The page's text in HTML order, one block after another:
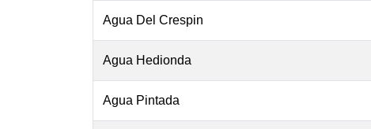
Agua Del Crespin
Agua Hedionda
Agua Pintada